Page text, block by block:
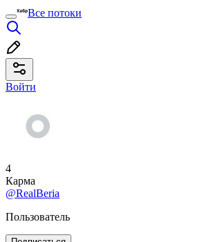
Все потоки
Войти
4
Карма
@RealBeria
Пользователь